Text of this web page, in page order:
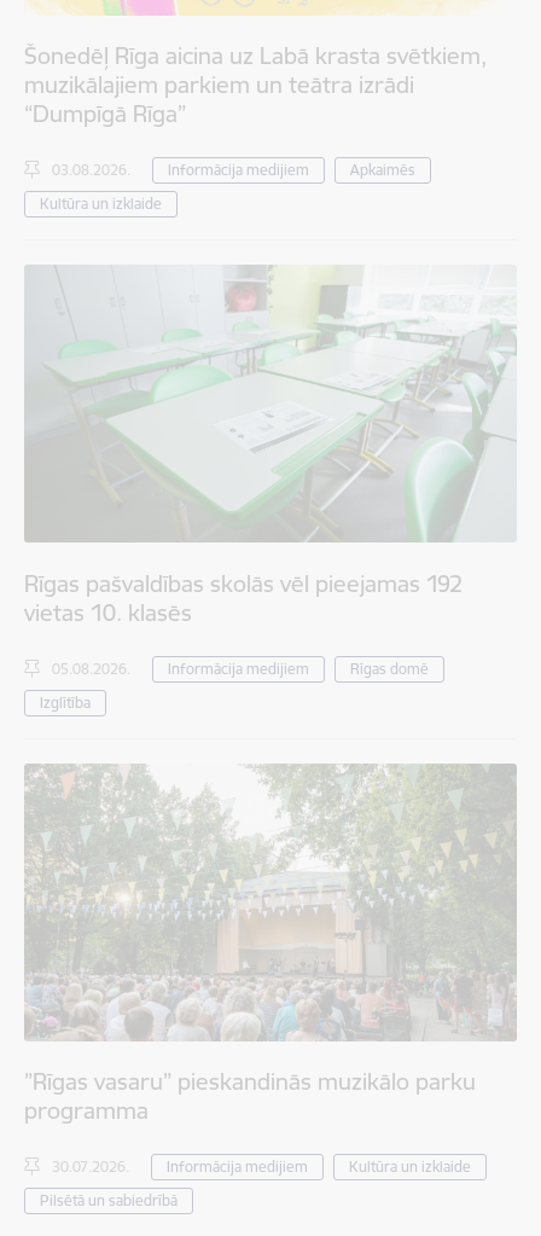
Šonedēļ Rīga aicina uz Labā krasta svētkiem,
muzikālajiem parkiem un teātra izrādi
“Dumpīgā Rīga”
03.08.2026. Informācija medijiem
Apkaimēs
Kultūra un izklaide
Rīgas pašvaldības skolās vēl pieejamas 192
vietas 10. klasēs
05.08.2026. Informācija medijiem
Rīgas domē
Izglītība
”Rīgas vasaru” pieskandinās muzikālo parku
programma
30.07.2026. Informācija medijiem
Kultūra un izklaide
Pilsētā un sabiedrībā